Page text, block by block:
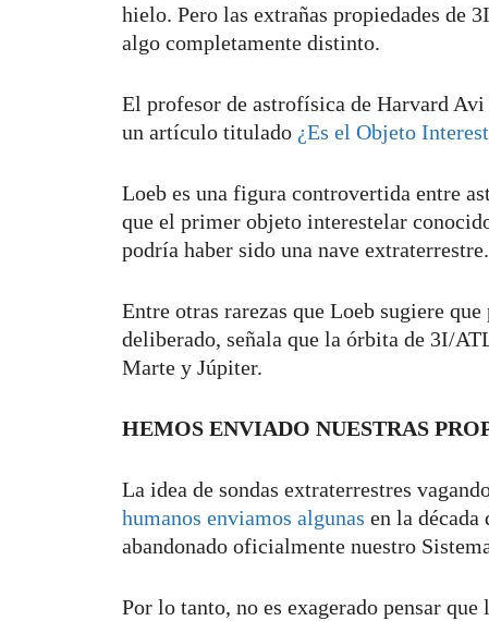
hielo. Pero las extrañas propiedades de
algo completamente distinto.
El profesor de astrofísica de Harvard Avi
un artículo titulado ¿Es el Objeto
Loeb es una figura controvertida entre
que el primer objeto interestelar
podría haber sido una nave extraterrestre.
Entre otras rarezas que Loeb sugiere
deliberado, señala que la órbita de 3I/
Marte y Júpiter.
HEMOS ENVIADO NUESTRAS
La idea de sondas extraterrestres
humanos enviamos algunas en la década
abandonado oficialmente nuestro
Por lo tanto, no es exagerado pensar